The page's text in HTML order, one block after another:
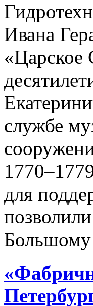
Ивана
«Царское
службе
для
Большому